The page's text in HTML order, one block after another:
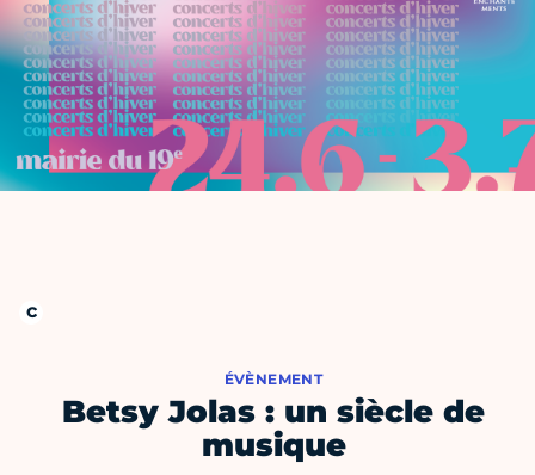
ÉVÈNEMENT
Betsy Jolas : un siècle de
musique